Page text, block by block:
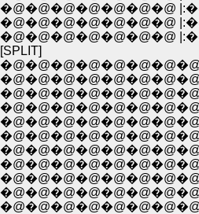
�@�@�@�@�@�@�@
�@�@�@�@�@�@�@
�@�@�@�@�@�@�@
[SPLIT]
�@�@�@�@�@�@�@�@